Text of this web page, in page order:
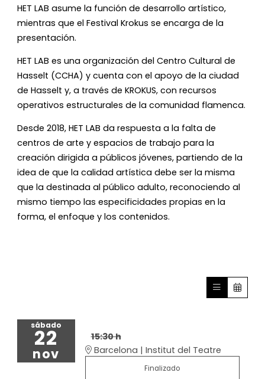
HET LAB asume la función de desarrollo artístico,
mientras que el Festival Krokus se encarga de la
presentación.
HET LAB es una organización del Centro Cultural de
Hasselt (CCHA) y cuenta con el apoyo de la ciudad
de Hasselt y, a través de KROKUS, con recursos
operativos estructurales de la comunidad flamenca.
Desde 2018, HET LAB da respuesta a la falta de
centros de arte y espacios de trabajo para la
creación dirigida a públicos jóvenes, partiendo de la
idea de que la calidad artística debe ser la misma
que la destinada al público adulto, reconociendo al
mismo tiempo las especificidades propias en la
forma, el enfoque y los contenidos.
sábado
22
nov
15:30 h
Barcelona | Institut del Teatre
Finalizado